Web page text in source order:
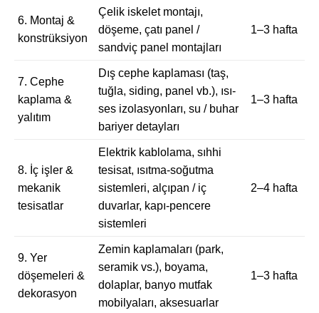
6. Montaj &
konstrüksiyon
Çelik iskelet montajı,
döşeme, çatı panel /
sandviç panel montajları
1–3 hafta
7. Cephe
kaplama &
yalıtım
Dış cephe kaplaması (taş,
tuğla, siding, panel vb.), ısı-
ses izolasyonları, su / buhar
bariyer detayları
1–3 hafta
8. İç işler &
mekanik
tesisatlar
Elektrik kablolama, sıhhi
tesisat, ısıtma-soğutma
sistemleri, alçıpan / iç
duvarlar, kapı-pencere
sistemleri
2–4 hafta
9. Yer
döşemeleri &
dekorasyon
Zemin kaplamaları (park,
seramik vs.), boyama,
dolaplar, banyo mutfak
mobilyaları, aksesuarlar
1–3 hafta